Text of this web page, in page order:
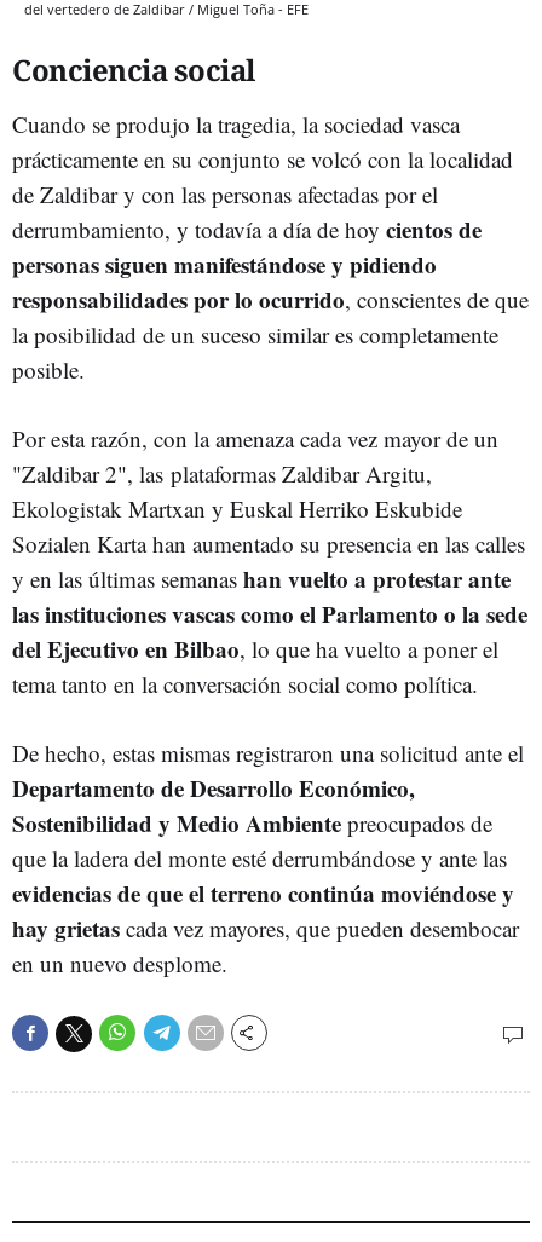
del vertedero de Zaldibar / Miguel Toña - EFE
Conciencia social
Cuando se produjo la tragedia, la sociedad vasca
prácticamente en su conjunto se volcó con la localidad
de Zaldibar y con las personas afectadas por el
derrumbamiento, y todavía a día de hoy cientos de
personas siguen manifestándose y pidiendo
responsabilidades por lo ocurrido, conscientes de que
la posibilidad de un suceso similar es completamente
posible.
Por esta razón, con la amenaza cada vez mayor de un
"Zaldibar 2", las plataformas Zaldibar Argitu,
Ekologistak Martxan y Euskal Herriko Eskubide
Sozialen Karta han aumentado su presencia en las calles
y en las últimas semanas han vuelto a protestar ante
las instituciones vascas como el Parlamento o la sede
del Ejecutivo en Bilbao, lo que ha vuelto a poner el
tema tanto en la conversación social como política.
De hecho, estas mismas registraron una solicitud ante el
Departamento de Desarrollo Económico,
Sostenibilidad y Medio Ambiente preocupados de
que la ladera del monte esté derrumbándose y ante las
evidencias de que el terreno continúa moviéndose y
hay grietas cada vez mayores, que pueden desembocar
en un nuevo desplome.